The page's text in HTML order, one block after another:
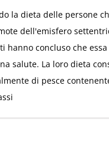
la dieta delle persone
dell'emisfero
hanno concluso che
salute. La loro dieta
di pesce